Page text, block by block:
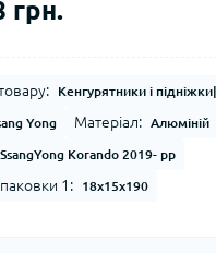
грн.
Кенгурятники і
Yong Матеріал: Алюміній
SsangYong Korando 2019- рр
1: 18x15x190